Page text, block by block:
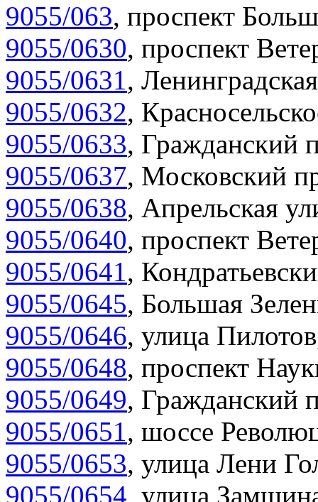
9055/063, проспект
9055/0630, проспект
9055/0631,
9055/0632,
9055/0633, Гражданский
9055/0637, Московский
9055/0638, Апрельская
9055/0640, проспект
9055/0641,
9055/0645, Большая
9055/0646, улица
9055/0648, проспект
9055/0649, Гражданский
9055/0651, шоссе
9055/0653, улица Лени
9055/0654, улица